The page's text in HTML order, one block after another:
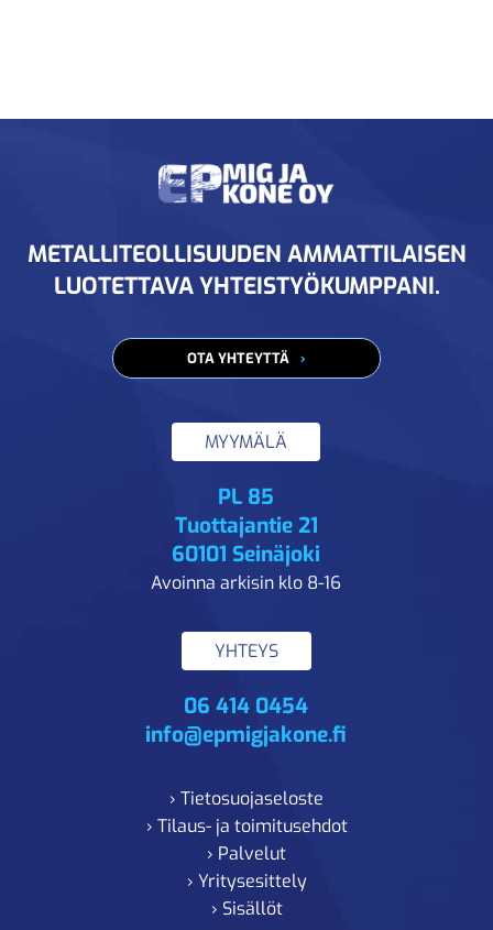
METALLITEOLLISUUDEN AMMATTILAISEN
LUOTETTAVA YHTEISTYÖKUMPPANI.
OTA YHTEYTTÄ
MYYMÄLÄ
PL 85
Tuottajantie 21
60101 Seinäjoki
Avoinna arkisin klo 8-16
YHTEYS
06 414 0454
info@epmigjakone.fi
› Tietosuojaseloste
› Tilaus- ja toimitusehdot
› Palvelut
› Yritysesittely
› Sisällöt